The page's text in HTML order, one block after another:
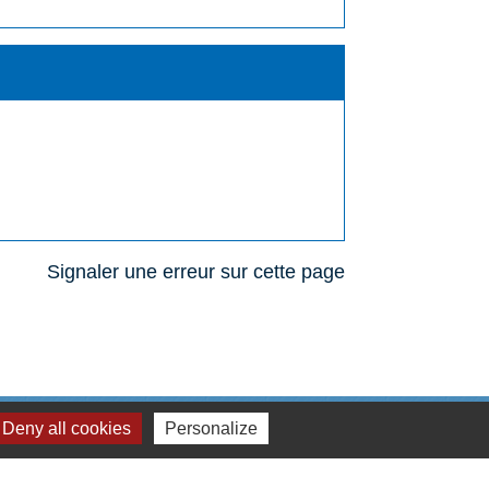
Signaler une erreur sur cette page
Deny all cookies Personalize